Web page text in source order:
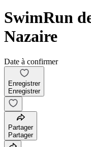
SwimRun
Nazaire
Date à confirmer
Enregistrer
Enregistrer
Partager
Partager